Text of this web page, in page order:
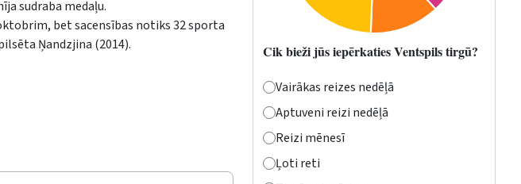
sudraba medaļu.
bet sacensības notiks 32 sporta
Ņandzjina (2014).
Cik bieži jūs iepērkaties Ventspils tirgū?
Vairākas reizes nedēļā
Aptuveni reizi nedēļā
Reizi mēnesī
Ļoti reti